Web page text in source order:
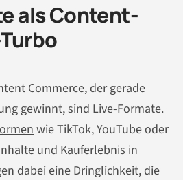
als Content-
Commerce, der gerade
gewinnt, sind Live-Formate.
wie TikTok, YouTube oder
und Kauferlebnis in
dabei eine Dringlichkeit, die